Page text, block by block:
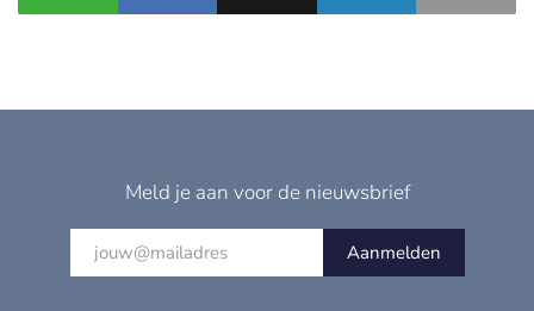
Meld je aan voor de nieuwsbrief
Aanmelden